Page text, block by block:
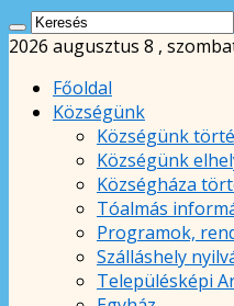
2026 augusztus 8 ,
Főoldal
Községünk
Községünk
Községünk
Községháza
Tóalmás
Programok,
Szálláshely
Településképi